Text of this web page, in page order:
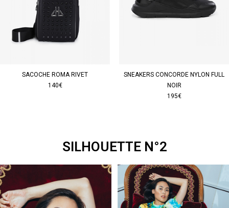
SACOCHE ROMA RIVET
140€
SNEAKERS CONCORDE NYLON FULL
NOIR
195€
SILHOUETTE N°2